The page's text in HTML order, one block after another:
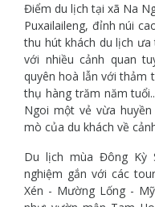
Điểm du lịch tại xã Na
Puxailaileng, đỉnh núi
thu hút khách du lịch
với nhiều cảnh quan
quyên hoà lẫn với thảm
thụ hàng trăm năm
Ngoi một vẻ vừa
mò của du khách về
Du lịch mùa Đông Kỳ
nghiệm gắn với các
Xén - Mường Lống -